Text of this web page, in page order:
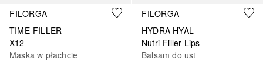
FILORGA
TIME-FILLER
X12
Maska w płachcie
FILORGA
HYDRA HYAL
Nutri-Filler Lips
Balsam do ust